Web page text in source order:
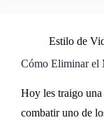
Estilo de
Cómo Eliminar el
Hoy les traigo una
combatir uno de